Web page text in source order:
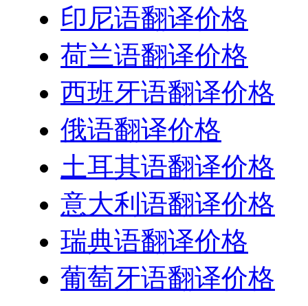
印尼语翻译价格
荷兰语翻译价格
西班牙语翻译价格
俄语翻译价格
土耳其语翻译价格
意大利语翻译价格
瑞典语翻译价格
葡萄牙语翻译价格